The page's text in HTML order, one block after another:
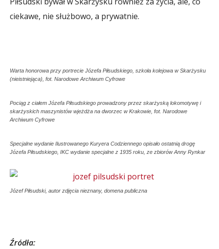
ciekawe, nie służbowo, a prywatnie.
Warta honorowa przy portrecie Józefa Piłsudskiego, szkoła kolejowa w Skarżysku
(nieistniejąca), fot. Narodowe Archiwum Cyfrowe
Pociąg z ciałem Józefa Piłsudskiego prowadzony przez skarżyską lokomotywę i
skarżyskich maszynistów wjeżdża na dworzec w Krakowie, fot. Narodowe
Archiwum Cyfrowe
Specjalne wydanie Ilustrowanego Kuryera Codziennego opisało ostatnią drogę
Józefa Piłsudskiego, IKC wydanie specjalne z 1935 roku, ze zbiorów Anny Rynkar
Józef Piłsudski, autor zdjęcia nieznany, domena publiczna
Źródła: